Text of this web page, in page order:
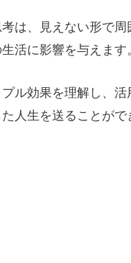
は、見えない形で周
活に影響を与えます
ル効果を理解し、活
人生を送ることがで